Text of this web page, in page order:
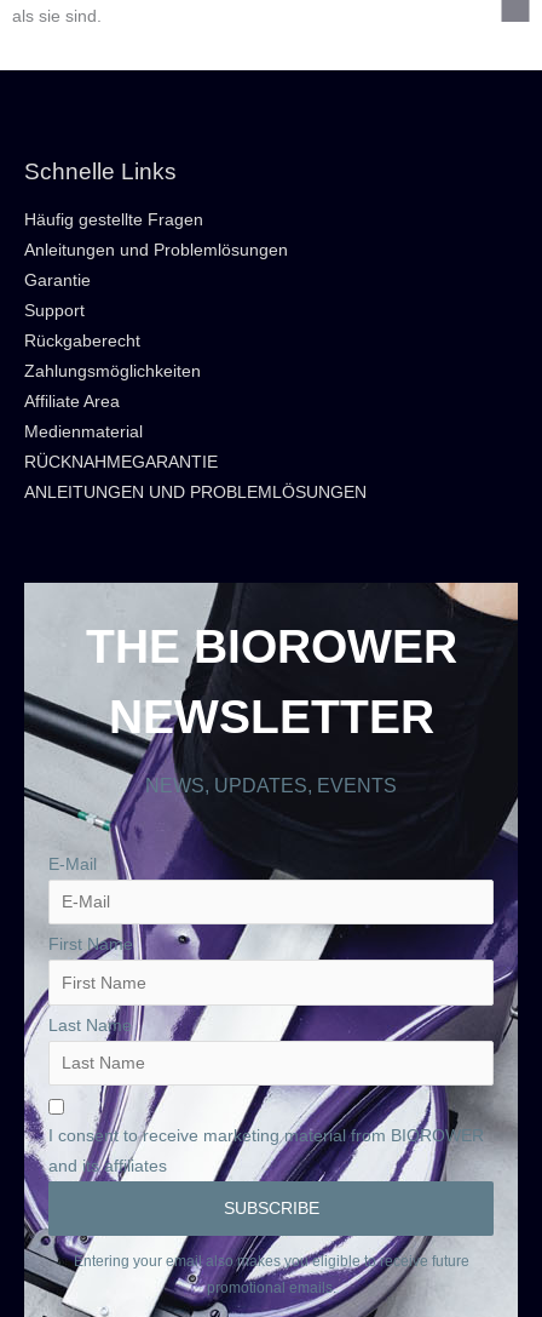
als sie sind.
Schnelle Links
Häufig gestellte Fragen
Anleitungen und Problemlösungen
Garantie
Support
Rückgaberecht
Zahlungsmöglichkeiten
Affiliate Area
Medienmaterial
RÜCKNAHMEGARANTIE
ANLEITUNGEN UND PROBLEMLÖSUNGEN
THE BIOROWER
NEWSLETTER
NEWS, UPDATES, EVENTS
E-Mail
First Name
Last Name
I consent to receive marketing material from BIOROWER
and its affiliates
Entering your email also makes you eligible to receive future
promotional emails.